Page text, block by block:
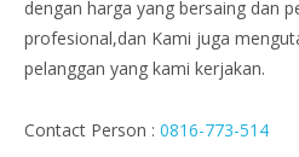
dengan harga yang bersaing dan
profesional,dan Kami juga
pelanggan yang kami kerjakan.
Contact Person : 0816-773-514